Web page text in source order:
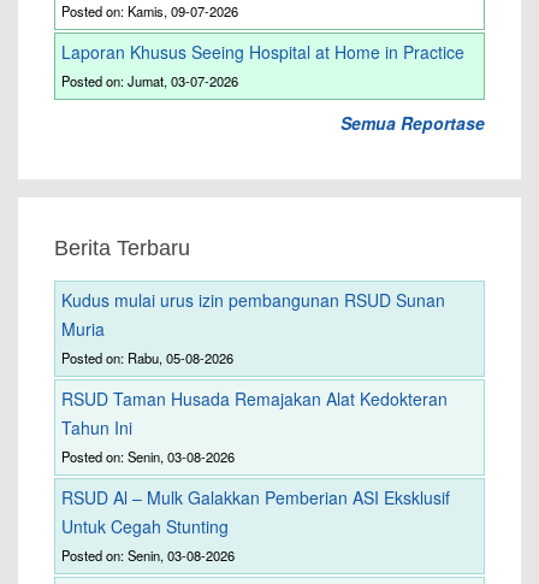
Posted on: Kamis, 09-07-2026
Laporan Khusus Seeing Hospital at Home in Practice
Posted on: Jumat, 03-07-2026
Semua Reportase
Berita Terbaru
Kudus mulai urus izin pembangunan RSUD Sunan
Muria
Posted on: Rabu, 05-08-2026
RSUD Taman Husada Remajakan Alat Kedokteran
Tahun Ini
Posted on: Senin, 03-08-2026
RSUD Al – Mulk Galakkan Pemberian ASI Eksklusif
Untuk Cegah Stunting
Posted on: Senin, 03-08-2026